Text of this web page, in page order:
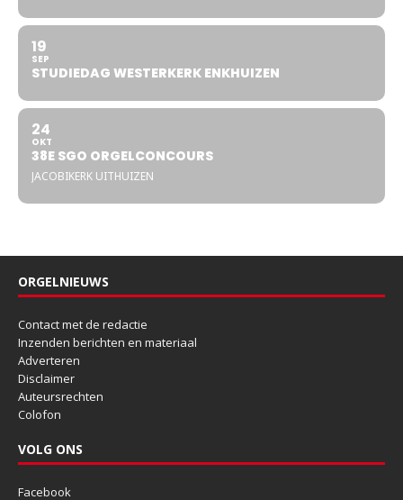
19
SEP
STUDIEDAG WESTERKERK ENKHUIZEN
24
OKT
38E SGO ORGELCONCOURS
JACOBIKERK UITHUIZEN
ORGELNIEUWS
Contact met de redactie
Inzenden berichten en materiaal
Adverteren
Disclaimer
Auteursrechten
Colofon
VOLG ONS
Facebook